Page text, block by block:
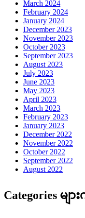
March 2024
February 2024
January 2024
December 2023
November 2023
October 2023
September 2023
August 2023
July 2023
June 2023
May 2023
April 2023
March 2023
February 2023
January 2023
December 2022
November 2022
October 2022
September 2022
August 2022
Categories မ